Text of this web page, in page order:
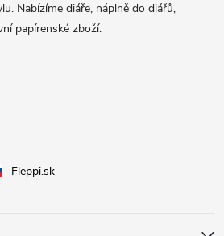
Nabízíme diáře, náplně do diářů,
papírenské zboží.
Fleppi.sk